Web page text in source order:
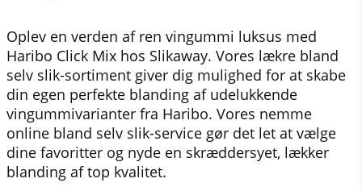
Oplev en verden af ren vingummi luksus med
Haribo Click Mix hos Slikaway. Vores lækre bland
selv slik-sortiment giver dig mulighed for at skabe
din egen perfekte blanding af udelukkende
vingummivarianter fra Haribo. Vores nemme
online bland selv slik-service gør det let at vælge
dine favoritter og nyde en skræddersyet, lækker
blanding af top kvalitet.